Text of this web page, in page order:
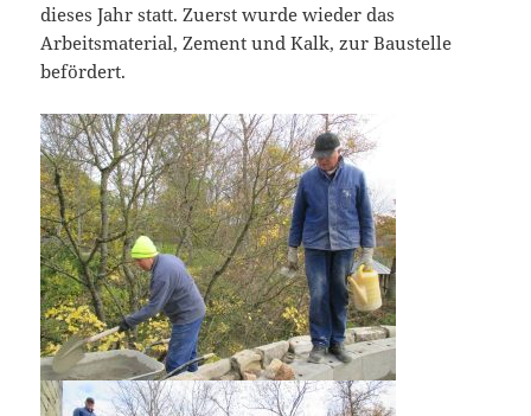
dieses Jahr statt. Zuerst wurde wieder das
Arbeitsmaterial, Zement und Kalk, zur Baustelle
befördert.